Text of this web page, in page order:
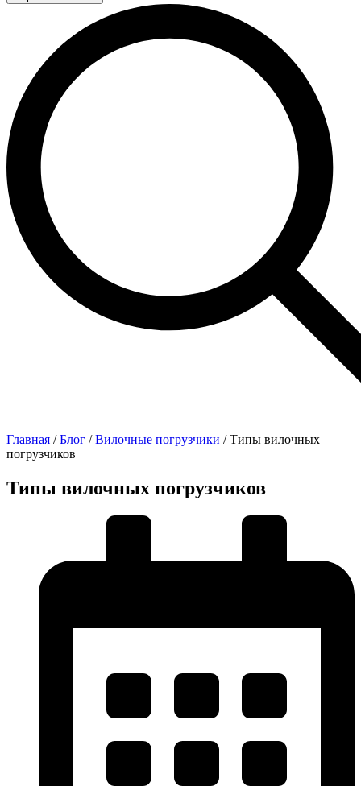
Главная /Блог /Вилочные погрузчики /Типы вилочных
погрузчиков
Типы вилочных погрузчиков